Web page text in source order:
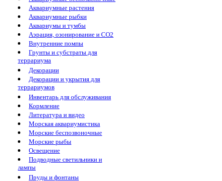
Аквариумные растения
Аквариумные рыбки
Аквариумы и тумбы
Аэрация, озонирование и CO2
Внутренние помпы
Грунты и субстраты для
террариума
Декорации
Декорации и укрытия для
террариумов
Инвентарь для обслуживания
Кормление
Литература и видео
Морская аквариумистика
Морские беспозвоночные
Морские рыбы
Освещение
Подводные светильники и
лампы
Пруды и фонтаны